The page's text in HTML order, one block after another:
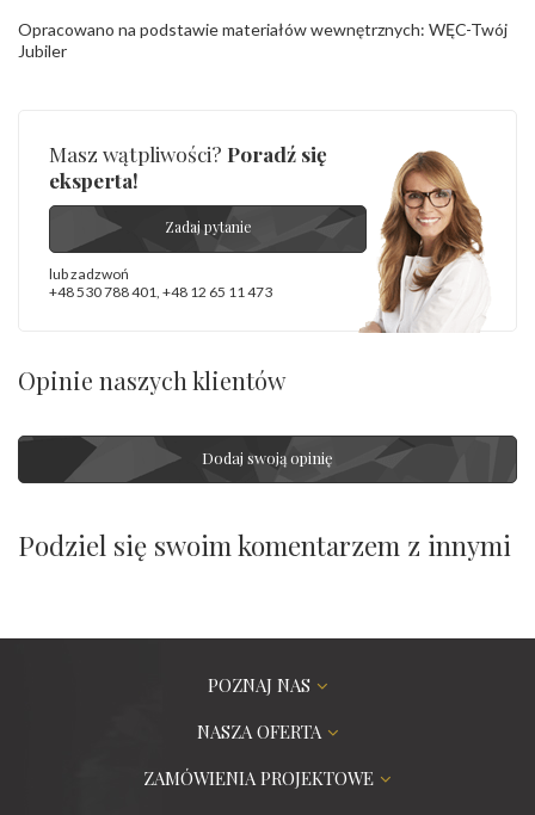
Opracowano na podstawie materiałów wewnętrznych: WĘC-Twój
Jubiler
Masz wątpliwości? Poradź się
eksperta!
Zadaj pytanie
lub zadzwoń
+48 530 788 401 +48 12 65 11 473
Opinie naszych klientów
Dodaj swoją opinię
Podziel się swoim komentarzem z innymi
POZNAJ NAS
NASZA OFERTA
ZAMÓWIENIA PROJEKTOWE